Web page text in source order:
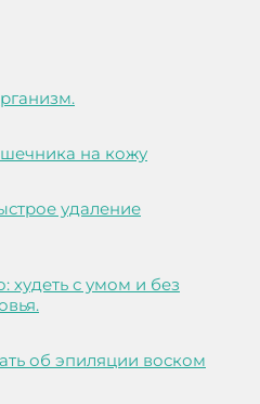
на кожу
удаление
худеть с умом и без
об эпиляции воском